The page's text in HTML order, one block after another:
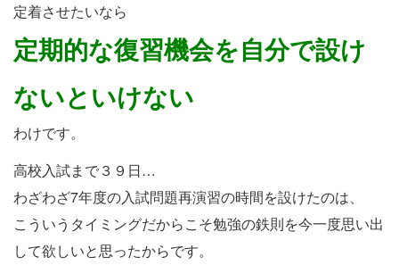
定着させたいなら
定期的な復習機会を自分で設け
ないといけない
わけです。
高校入試まで３９日…
わざわざ7年度の入試問題再演習の時間を設けたのは、
こういうタイミングだからこそ勉強の鉄則を今一度思い出
して欲しいと思ったからです。